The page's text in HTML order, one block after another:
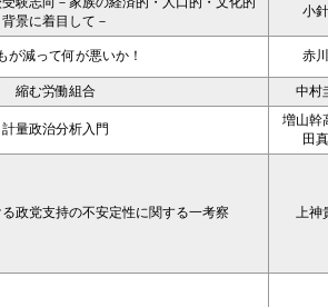
背景に着目して－
小
が減って何が悪いか！ 赤
縮む労働組合 中村
計量政治分析入門
増山幹
田
政党支持の不安定性に関する一考察 上神